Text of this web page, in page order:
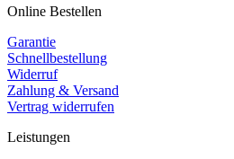
Online Bestellen
Garantie
Schnellbestellung
Widerruf
Zahlung & Versand
Vertrag widerrufen
Leistungen